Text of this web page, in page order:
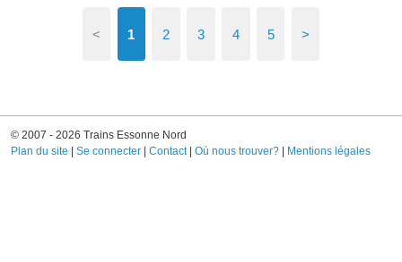
< 1 2 3 4 5 >
© 2007 - 2026 Trains Essonne Nord
Plan du site |Se connecter |Contact|Où nous trouver? Mentions légales